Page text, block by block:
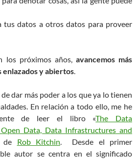
datos a otros datos para proveer
los próximos años, avancemos más
enlazados y abiertos.
dar más poder a los que ya lo tienen
En relación a todo ello, me he
de leer el libro «The Data
Data, Data Infrastructures and
de Rob Kitchin. Desde el primer
autor se centra en el significado